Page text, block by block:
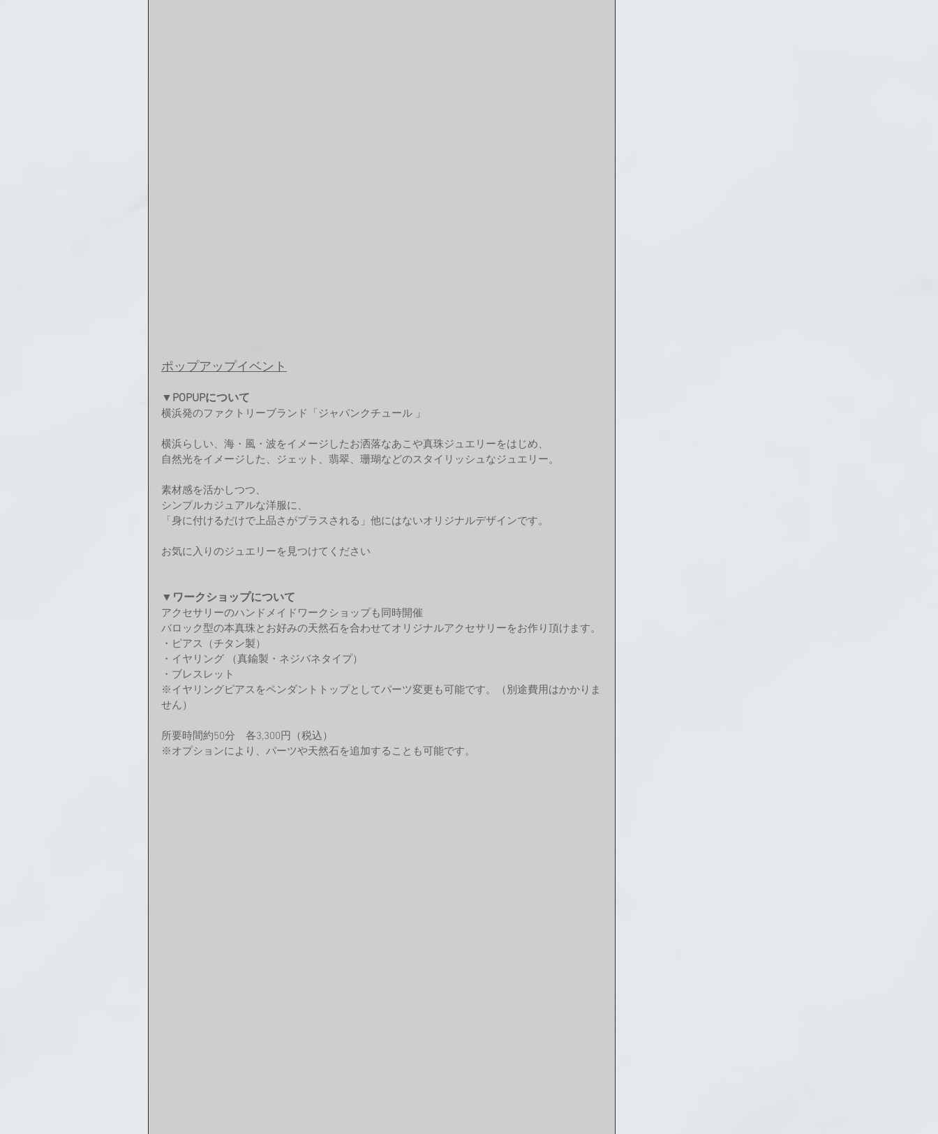
ポップアップイベント
▼POPUPについて
横浜発のファクトリーブランド「ジャパンクチュール 」
横浜らしい、海・風・波をイメージしたお洒落なあこや真珠ジュエリーをはじめ、
自然光をイメージした、ジェット、翡翠、珊瑚などのスタイリッシュなジュエリー。
素材感を活かしつつ、
シンプルカジュアルな洋服に、
「身に付けるだけで上品さがプラスされる」他にはないオリジナルデザインです。
お気に入りのジュエリーを見つけてください
▼ワークショップについて
アクセサリーのハンドメイドワークショップも同時開催
バロック型の本真珠とお好みの天然石を合わせてオリジナルアクセサリーをお作り頂けます。
・ピアス（チタン製）
・イヤリング （真鍮製・ネジバネタイプ）
・ブレスレット
※イヤリングピアスをペンダントトップとしてパーツ変更も可能です。（別途費用はかかりま
せん）
所要時間約50分　各3,300円（税込）
※オプションにより、パーツや天然石を追加することも可能です。